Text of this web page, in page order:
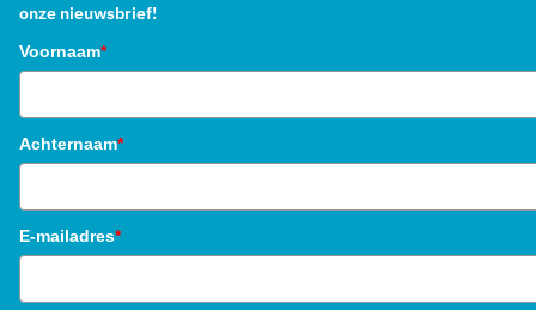
onze nieuwsbrief!
Voornaam*
Achternaam*
E-mailadres*